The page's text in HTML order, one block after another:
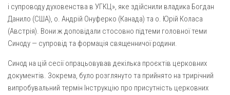
Монастир сестер милосердя Св. Вінкентія. Дім Милосердя
Монастир Успення Пресвятої Богородиці Сестер Чину
Святого Василія Великого
Катехитична комісія
Комісія у справах молоді
і супроводу духовенства в УГКЦ», яке здійснили владика Богдан
Данило (США), о. Андрій Онуферко (Канада) та о. Юрій Коласа
(Австрія). Вони ж доповідали стосовно підтеми головної теми
Синоду — супровід та формація священничої родини.
Синод на цій сесії опрацьовував декілька проєктів церковних
документів. Зокрема, було розглянуто та прийнято на трирічний
випробувальний термін Інструкцію про присутність церковних